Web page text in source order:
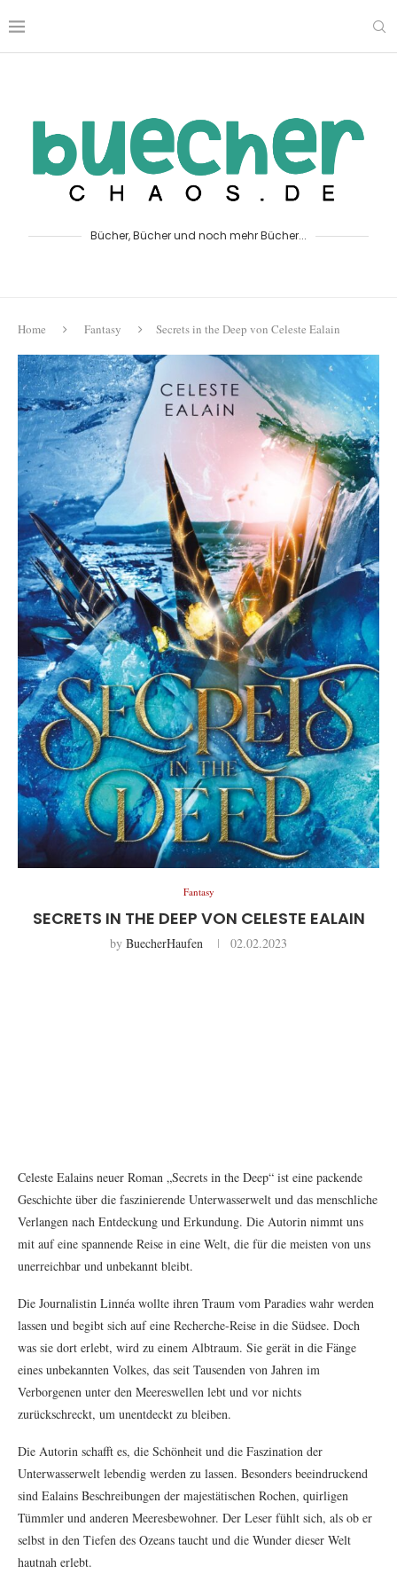
Bücher, Bücher und noch mehr Bücher...
Home Fantasy Secrets in the Deep von Celeste Ealain
Fantasy
SECRETS IN THE DEEP VON CELESTE EALAIN
by BuecherHaufen 02.02.2023
Celeste Ealains neuer Roman „Secrets in the Deep“ ist eine packende
Geschichte über die faszinierende Unterwasserwelt und das menschliche
Verlangen nach Entdeckung und Erkundung. Die Autorin nimmt uns
mit auf eine spannende Reise in eine Welt, die für die meisten von uns
unerreichbar und unbekannt bleibt.
Die Journalistin Linnéa wollte ihren Traum vom Paradies wahr werden
lassen und begibt sich auf eine Recherche-Reise in die Südsee. Doch
was sie dort erlebt, wird zu einem Albtraum. Sie gerät in die Fänge
eines unbekannten Volkes, das seit Tausenden von Jahren im
Verborgenen unter den Meereswellen lebt und vor nichts
zurückschreckt, um unentdeckt zu bleiben.
Die Autorin schafft es, die Schönheit und die Faszination der
Unterwasserwelt lebendig werden zu lassen. Besonders beeindruckend
sind Ealains Beschreibungen der majestätischen Rochen, quirligen
Tümmler und anderen Meeresbewohner. Der Leser fühlt sich, als ob er
selbst in den Tiefen des Ozeans taucht und die Wunder dieser Welt
hautnah erlebt.